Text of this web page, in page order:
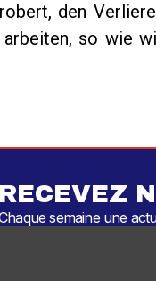
den
so wie
RECEVEZ
semaine une